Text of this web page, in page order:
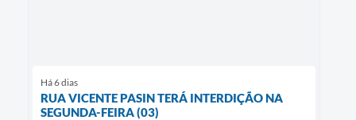
Há 6 dias
RUA VICENTE PASIN TERÁ INTERDIÇÃO NA
SEGUNDA-FEIRA (03)